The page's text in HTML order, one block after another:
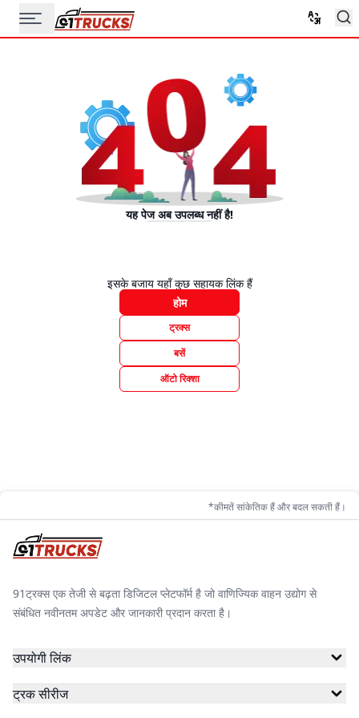
यह पेज अब उपलब्ध नहीं है!
इसके बजाय यहाँ कुछ सहायक लिंक हैं
होम
ट्रक्स
बसें
ऑटो रिक्शा
*कीमतें सांकेतिक हैं और बदल सकती हैं।
91ट्रक्स एक तेजी से बढ़ता डिजिटल प्लेटफॉर्म है जो वाणिज्यिक वाहन उद्योग से
संबंधित नवीनतम अपडेट और जानकारी प्रदान करता है।
उपयोगी लिंक
ट्रक सीरीज